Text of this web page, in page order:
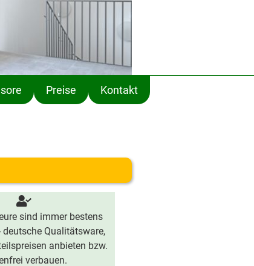
Preise Kontakt
sind immer bestens
deutsche Qualitätsware,
anbieten bzw.
verbauen.